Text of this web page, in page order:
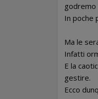
godremo
In poche
Ma le
Infatti
E la
gestire.
Ecco